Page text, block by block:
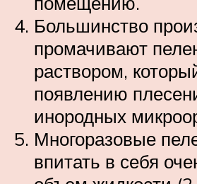
Большинство
промачивают
раствором,
появлению
инородных
Многоразовые
впитать в себя